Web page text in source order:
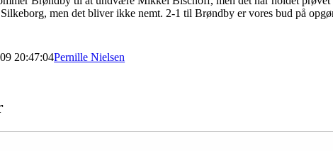
men det bliver ikke nemt. 2-1 til Brøndby er vores bud på
20:47:04Pernille Nielsen